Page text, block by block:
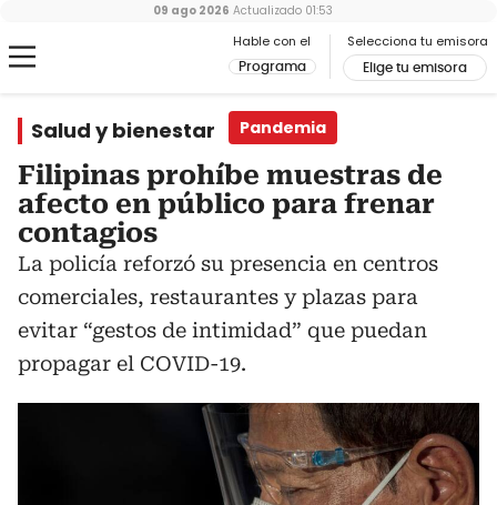
Hable con el
Programa
Selecciona tu emisora
Elige tu emisora
09 ago 2026 Actualizado 01:53
Salud y bienestar Pandemia
Filipinas prohíbe muestras de
afecto en público para frenar
contagios
La policía reforzó su presencia en centros
comerciales, restaurantes y plazas para
evitar “gestos de intimidad” que puedan
propagar el COVID-19.